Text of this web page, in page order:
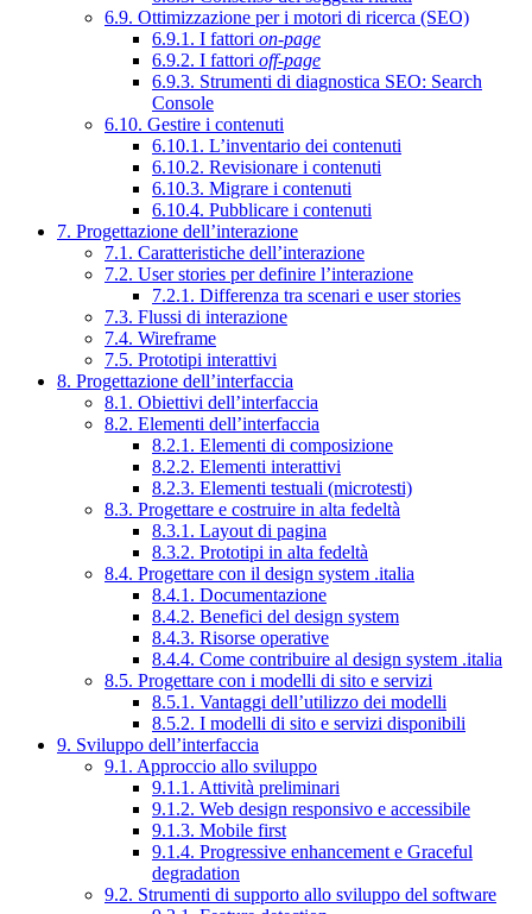
6.9. Ottimizzazione per i motori di ricerca (SEO)
6.9.1. I fattori on-page
6.9.2. I fattori off-page
6.9.3. Strumenti di diagnostica SEO: Search
Console
6.10. Gestire i contenuti
6.10.1. L’inventario dei contenuti
6.10.2. Revisionare i contenuti
6.10.3. Migrare i contenuti
6.10.4. Pubblicare i contenuti
7. Progettazione dell’interazione
7.1. Caratteristiche dell’interazione
7.2. User stories per definire l’interazione
7.2.1. Differenza tra scenari e user stories
7.3. Flussi di interazione
7.4. Wireframe
7.5. Prototipi interattivi
8. Progettazione dell’interfaccia
8.1. Obiettivi dell’interfaccia
8.2. Elementi dell’interfaccia
8.2.1. Elementi di composizione
8.2.2. Elementi interattivi
8.2.3. Elementi testuali (microtesti)
8.3. Progettare e costruire in alta fedeltà
8.3.1. Layout di pagina
8.3.2. Prototipi in alta fedeltà
8.4. Progettare con il design system .italia
8.4.1. Documentazione
8.4.2. Benefici del design system
8.4.3. Risorse operative
8.4.4. Come contribuire al design system .italia
8.5. Progettare con i modelli di sito e servizi
8.5.1. Vantaggi dell’utilizzo dei modelli
8.5.2. I modelli di sito e servizi disponibili
9. Sviluppo dell’interfaccia
9.1. Approccio allo sviluppo
9.1.1. Attività preliminari
9.1.2. Web design responsivo e accessibile
9.1.3. Mobile first
9.1.4. Progressive enhancement e Graceful
degradation
9.2. Strumenti di supporto allo sviluppo del software